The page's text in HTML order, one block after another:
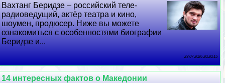
Вахтанг Беридзе – российский теле-
радиоведущий, актёр театра и кино,
шоумен, продюсер. Ниже вы можете
ознакомиться с особенностями биографии
Беридзе и...
23 07 2026 20:20:15
14 интересных фактов о Македонии